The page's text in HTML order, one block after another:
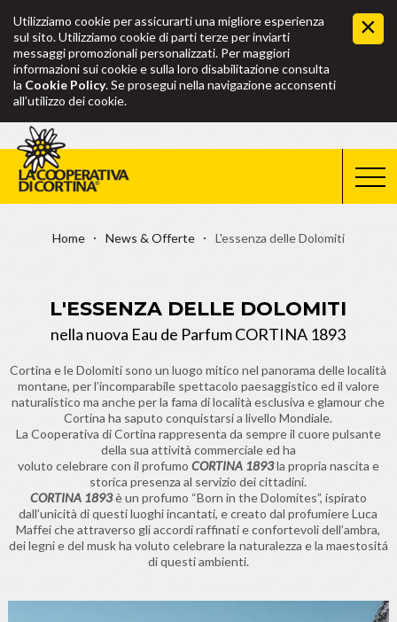
Utilizziamo cookie per assicurarti una migliore esperienza
sul sito. Utilizziamo cookie di parti terze per inviarti
messaggi promozionali personalizzati. Per maggiori
informazioni sui cookie e sulla loro disabilitazione consulta
la Cookie Policy. Se prosegui nella navigazione acconsenti
all’utilizzo dei cookie.
Home News & Offerte L'essenza delle Dolomiti
L'ESSENZA DELLE DOLOMITI
nella nuova Eau de Parfum CORTINA 1893
Cortina e le Dolomiti sono un luogo mitico nel panorama delle località
montane, per l’incomparabile spettacolo paesaggistico ed il valore
naturalistico ma anche per la fama di località esclusiva e glamour che
Cortina ha saputo conquistarsi a livello Mondiale.
La Cooperativa di Cortina rappresenta da sempre il cuore pulsante
della sua attività commerciale ed ha
voluto celebrare con il profumo CORTINA 1893la propria nascita e
storica presenza al servizio dei cittadini.
CORTINA 1893è un profumo “Born in the Dolomites”, ispirato
dall’unicità di questi luoghi incantati, e creato dal profumiere Luca
Maffei che attraverso gli accordi raffinati e confortevoli dell’ambra,
dei legni e del musk ha voluto celebrare la naturalezza e la maestositá
di questi ambienti.